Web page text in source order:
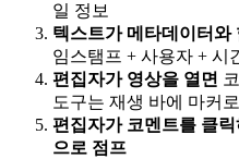
일 정보
텍스트가 메타데이터와
임스탬프 + 사용자 + 시
편집자가 영상을 열면
도구는 재생 바에 마커
편집자가 코멘트를 클
으로 점프